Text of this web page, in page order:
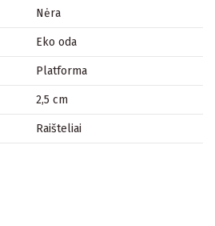
Nėra
Eko oda
Platforma
2,5 cm
Raišteliai